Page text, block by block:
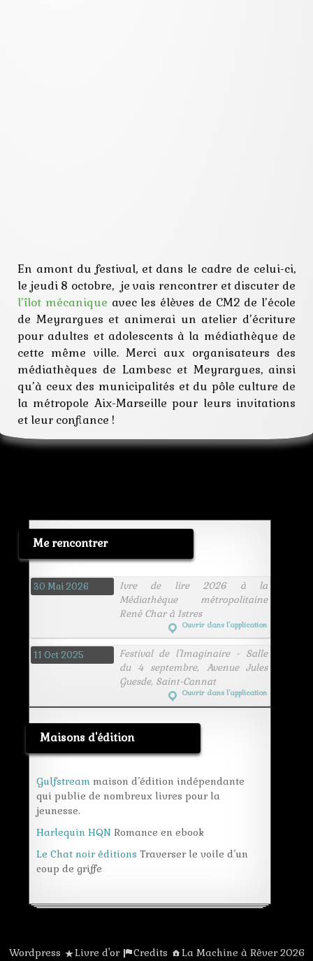
En amont du festival, et dans le cadre de celui-ci,
le jeudi 8 octobre, je vais rencontrer et discuter de
l’îlot mécanique avec les élèves de CM2 de l’école
de Meyrargues et animerai un atelier d’écriture
pour adultes et adolescents à la médiathèque de
cette même ville. Merci aux organisateurs des
médiathèques de Lambesc et Meyrargues, ainsi
qu’à ceux des municipalités et du pôle culture de
la métropole Aix-Marseille pour leurs invitations
et leur confiance !
Me rencontrer
30 Mai 2026
Ivre de lire 2026 à la
Médiathèque métropolitaine
René Char à Istres
Ouvrir dans l’application
11 Oct 2025
Festival de l'Imaginaire - Salle
du 4 septembre, Avenue Jules
Guesde, Saint-Cannat
Ouvrir dans l’application
Maisons d'édition
Gulfstream maison d’édition indépendante
qui publie de nombreux livres pour la
jeunesse.
Harlequin HQN Romance en ebook
Le Chat noir éditions Traverser le voile d’un
coup de griffe
Wordpress Livre d'or Credits La Machine à Rêver 2026